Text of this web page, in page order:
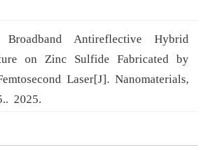
Antireflective Hybrid
on Zinc Sulfide Fabricated by
Laser[J]. Nanomaterials,
2025.